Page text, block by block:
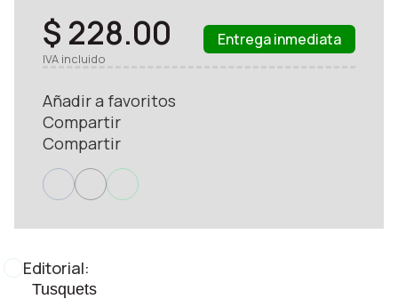
Editorial:
Tusquets
$ 228.00
IVA incluido
Entrega inmediata
Añadir a favoritos
Compartir
Compartir